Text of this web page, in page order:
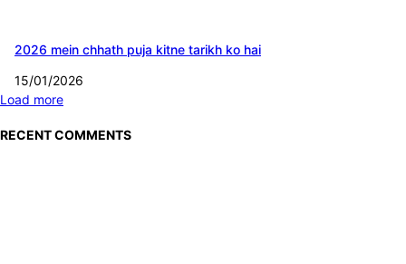
2026 mein chhath puja kitne tarikh ko hai
15/01/2026
Load more
RECENT COMMENTS